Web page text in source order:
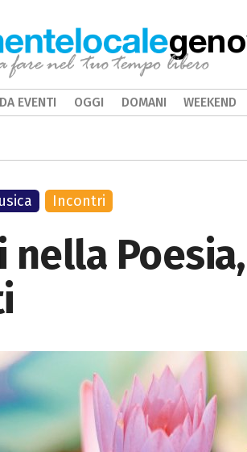
nella
Incontri
EVENTI OGGI DOMANI WEEKEND